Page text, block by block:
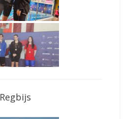
Regbijs